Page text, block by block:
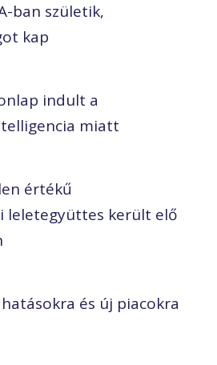
ban születik,
kap
indult a
miatt
értékű
leletegyüttes került elő
és új piacokra